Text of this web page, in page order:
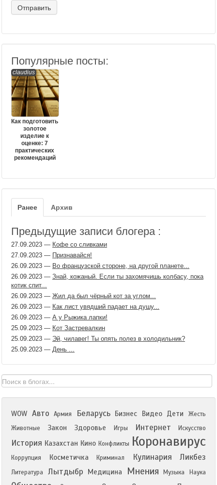
Популярные посты:
claudius
Как подготовить
золотое
изделие к
оценке: 7
практических
рекомендаций
Ранее Архив
Предыдущие записи блогера :
27.09.2023 — Кофе со сливками
27.09.2023 — Признавайся!
26.09.2023 — Во французской стороне, на другой планете...
26.09.2023 — Знай, кожаный. Если ты захомячишь колбасу, пока
котик спит...
26.09.2023 — Жил да был чёрный кот за углом...
26.09.2023 — Как лист увядший падает на душу...
26.09.2023 — А у Рыжика лапки!
25.09.2023 — Кот Застревалкин
25.09.2023 — Эй, чилавег! Ты опять полез в холодильник?
25.09.2023 — День ...
WOW Авто Армия Беларусь Бизнес Видео Дети
Жесть
Животные
Закон Здоровье Игры Интернет Искусство
История Казахстан Кино Конфликты Коронавирус
Коррупция Косметичка Криминал Кулинария Ликбез
Литература Лытдыбр Медицина Мнения Музыка Наука